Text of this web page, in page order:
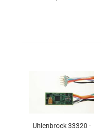
Uhlenbrock 33320 -